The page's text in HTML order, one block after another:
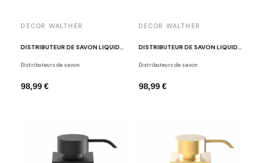
DECOR WALTHER
DISTRIBUTEUR DE SAVON LIQUIDE HABILLÉ EN ROTIN FONCÉ BASKET SSP
Distributeurs de savon
98,99 €
DECOR WALTHER
DISTRIBUTEUR DE SAVON LIQUIDE HABILLÉ EN ROTIN CLAIR BASKET SSP
Distributeurs de savon
98,99 €